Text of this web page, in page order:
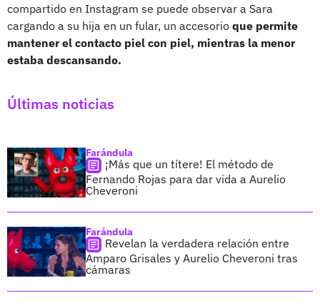
compartido en Instagram se puede observar a Sara
cargando a su hija en un fular, un accesorio que permite
mantener el contacto piel con piel, mientras la menor
estaba descansando.
Últimas noticias
Farándula
¡Más que un títere! El método de
Fernando Rojas para dar vida a Aurelio
Cheveroni
Farándula
Revelan la verdadera relación entre
Amparo Grisales y Aurelio Cheveroni tras
cámaras